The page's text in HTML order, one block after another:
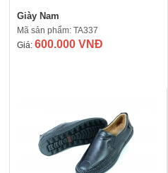
Giày Nam
Mã sản phẩm: TA337
Giá: 600.000 VNĐ